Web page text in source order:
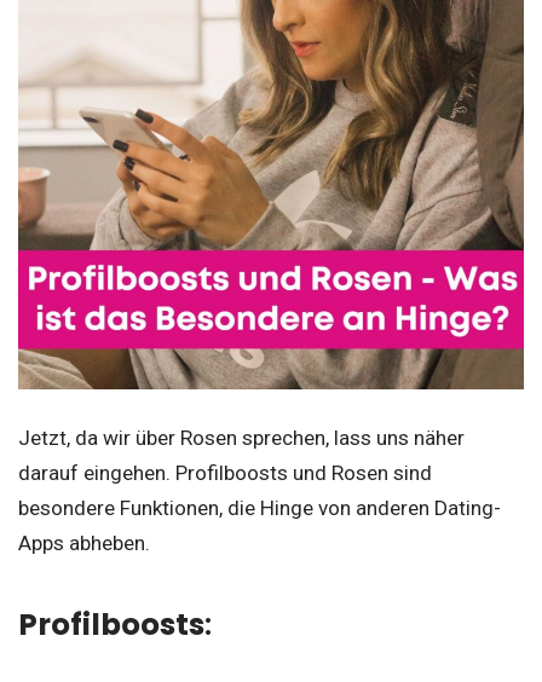
Jetzt, da wir über Rosen sprechen, lass uns näher
darauf eingehen. Profilboosts und Rosen sind
besondere Funktionen, die Hinge von anderen Dating-
Apps abheben.
Profilboosts: